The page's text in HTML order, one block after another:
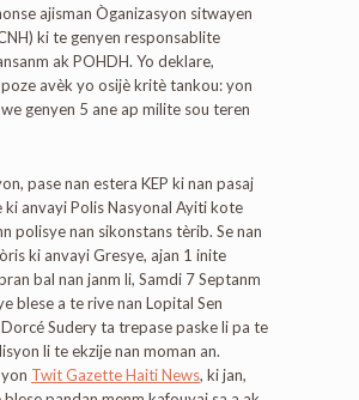
ajisman Òganizasyon sitwayen
ki te genyen responsablite
ak POHDH. Yo deklare,
avèk yo osijè kritè tankou: yon
genyen 5 ane ap milite sou teren
pase nan estera KEP ki nan pasaj
ki anvayi Polis Nasyonal Ayiti kote
polisye nan sikonstans tèrib. Se nan
ki anvayi Gresye, ajan 1 inite
bal nan janm li, Samdi 7 Septanm
blese a te rive nan Lopital Sen
Sudery ta trepase paske li pa te
li te ekzije nan moman an.
Twit Gazette Haiti News, ki jan,